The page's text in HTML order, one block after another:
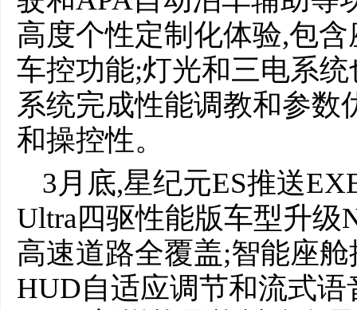
高度个性定制化体验,包
车控功能;灯光和三电系
系统完成性能调教和参数
和操控性。
3月底,星纪元ES推送
Ultra四驱性能版车型升级
高速道路全覆盖;智能座
HUD自适应调节和流式